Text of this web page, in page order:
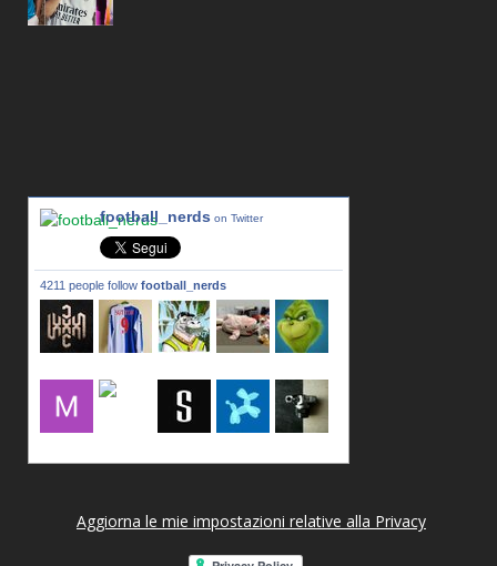
football_nerds on Twitter
4211 people follow football_nerds
Aggiorna le mie impostazioni relative alla Privacy